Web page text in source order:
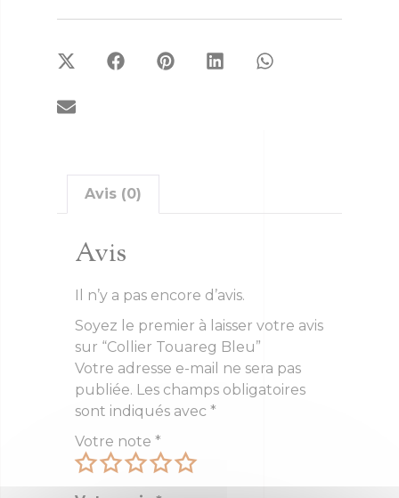
Avis (0)
Avis
Il n’y a pas encore d’avis.
Soyez le premier à laisser votre avis
sur “Collier Touareg Bleu”
Votre adresse e-mail ne sera pas
publiée. Les champs obligatoires
sont indiqués avec *
Votre note *